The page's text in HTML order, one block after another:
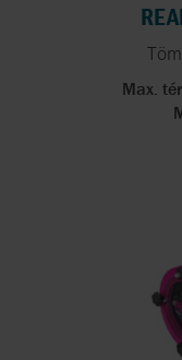
Max.